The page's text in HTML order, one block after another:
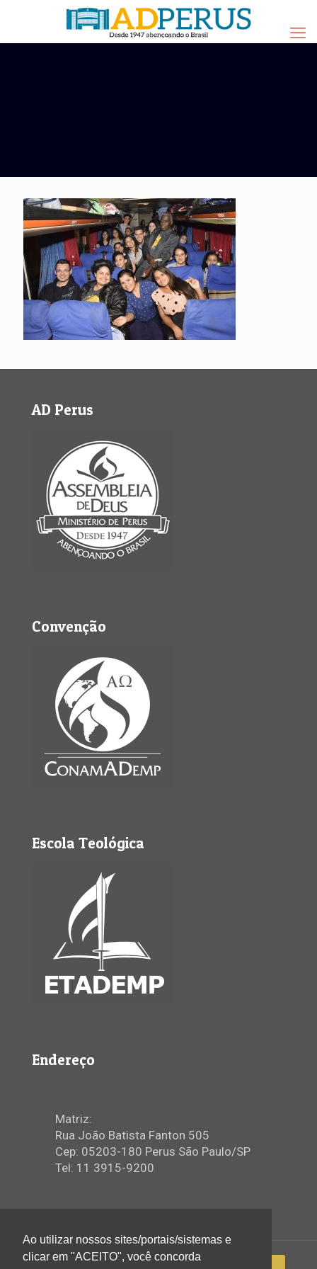
AD Perus
Convenção
Escola Teológica
Endereço
Matriz:
Rua João Batista Fanton 505
Cep: 05203-180 Perus São Paulo/SP
Tel: 11 3915-9200
Ao utilizar nossos sites/portais/sistemas e
clicar em "ACEITO", você concorda